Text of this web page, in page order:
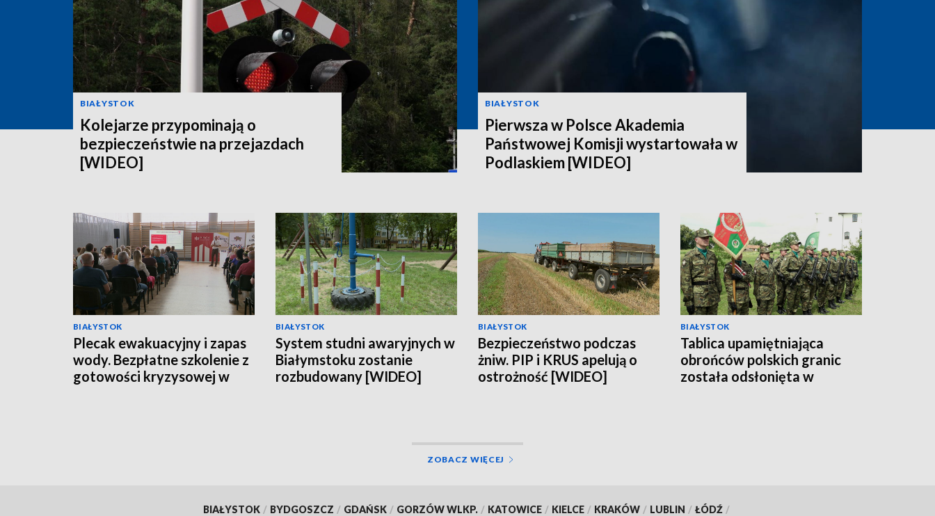
BIAŁYSTOK
Kolejarze przypominają o
bezpieczeństwie na przejazdach
[WIDEO]
BIAŁYSTOK
Pierwsza w Polsce Akademia
Państwowej Komisji wystartowała w
Podlaskiem [WIDEO]
BIAŁYSTOK
Plecak ewakuacyjny i zapas
wody. Bezpłatne szkolenie z
gotowości kryzysowej w
BIAŁYSTOK
System studni awaryjnych w
Białymstoku zostanie
rozbudowany [WIDEO]
BIAŁYSTOK
Bezpieczeństwo podczas
żniw. PIP i KRUS apelują o
ostrożność [WIDEO]
BIAŁYSTOK
Tablica upamiętniająca
obrońców polskich granic
została odsłonięta w
ZOBACZ WIĘCEJ
BIAŁYSTOK / BYDGOSZCZ / GDAŃSK / GORZÓW WLKP. / KATOWICE / KIELCE / KRAKÓW / LUBLIN / ŁÓDŹ /